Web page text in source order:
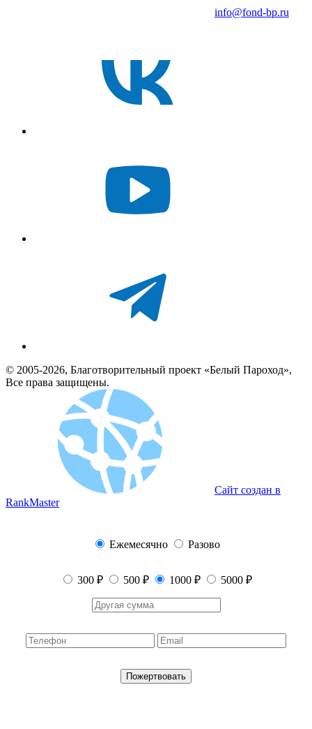
info@fond-bp.ru
© 2005-2026, Благотворительный проект «Белый Пароход»,
Все права защищены.
Сайт создан в
RankMaster
Ежемесячно Разово
300 ₽ 500 ₽ 1000 ₽ 5000 ₽
Пожертвовать